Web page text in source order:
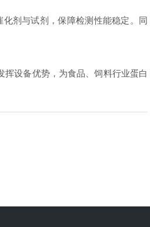
剂与试剂，保障检测性能稳定。同
设备优势，为食品、饲料行业蛋白